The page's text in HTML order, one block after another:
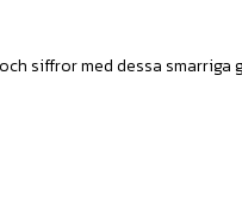
siffror med dessa smarriga